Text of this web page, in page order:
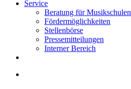
Service
Beratung für Musikschulen
Fördermöglichkeiten
Stellenbörse
Pressemitteilungen
Interner Bereich